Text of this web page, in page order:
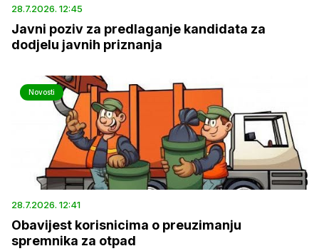
28.7.2026. 12:45
Javni poziv za predlaganje kandidata za
dodjelu javnih priznanja
Novosti
28.7.2026. 12:41
Obavijest korisnicima o preuzimanju
spremnika za otpad